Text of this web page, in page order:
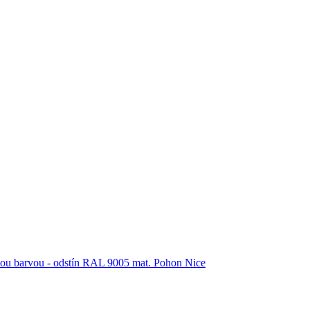
barvou - odstín RAL 9005 mat. Pohon Nice